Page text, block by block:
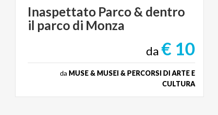
Inaspettato Parco& dentro
il parcodi Monza
da € 10
da MUSE & MUSEI & PERCORSI DI ARTE E
CULTURA